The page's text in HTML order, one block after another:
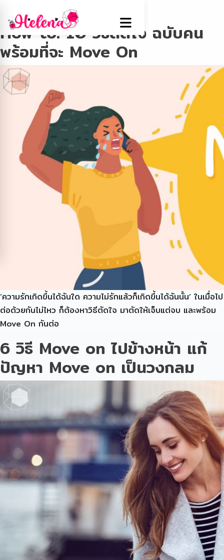
Tag:วิธีตัดใจ
How to: 10 วิธีตัดใจ ฉบับคน
พร้อมที่จะ Move On
‘ความรักเกิดขึ้นได้ฉันใด ความไม่รักแล้วก็เกิดขึ้นได้ฉันนั้น’ ในเมื่อไป
ต่อด้วยกันไม่ไหว ก็ต้องหาวิธีตัดใจ มาตัดให้เจ็บแต่จบ และพร้อม
Move On กันต่อ
6 วิธี Move on ไปข้างหน้า แก้
ปัญหา Move on เป็นวงกลม